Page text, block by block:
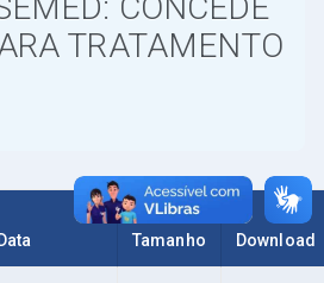
TRATAMENTO
Data Tamanho Download